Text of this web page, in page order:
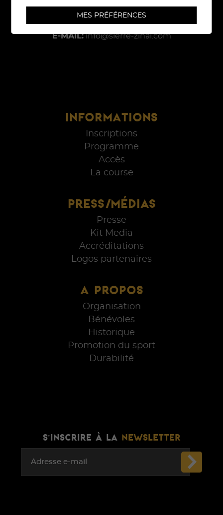
INFORMATIONS
Inscriptions
Programme
Accès
La course
PRESS/MÉDIAS
Presse
Kit Media
Accréditations
Logos partenaires
A PROPOS
Organisation
Bénévoles
Historique
Promotion du sport
Durabilité
TÉL: 079 710 96 09
E-MAIL: info@sierre-zinal.com
S'INSCRIRE À LA NEWSLETTER
Adresse e-mail
MES PRÉFÉRENCES